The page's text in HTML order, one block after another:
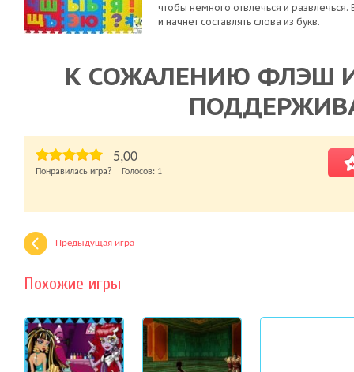
чтобы немного отвлечься и
и начнет составлять слова из букв.
К СОЖАЛЕНИЮ ФЛЭШ
5,00
Понравилась игра? Голосов: 1
Предыдущая игра
Похожие игры